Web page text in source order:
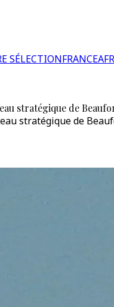
SÉLECTIONFRANCE
stratégique de
stratégique de